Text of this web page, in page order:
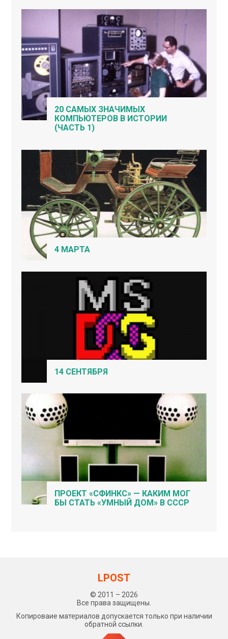
20 САМЫХ ЗНАЧИМЫХ
КОМПЬЮТЕРОВ В ИСТОРИИ
(ЧАСТЬ 1)
4 МАРТА
14 СЕНТЯБРЯ
ПРОЕКТ «СФИНКС» — КАКИМ МОГ
БЫ СТАТЬ «УМНЫЙ ДОМ» В СССР
LPOST
© 2011 – 2026
Все права защищены.
Копироваие материалов допускается только при наличии
обратной ссылки.